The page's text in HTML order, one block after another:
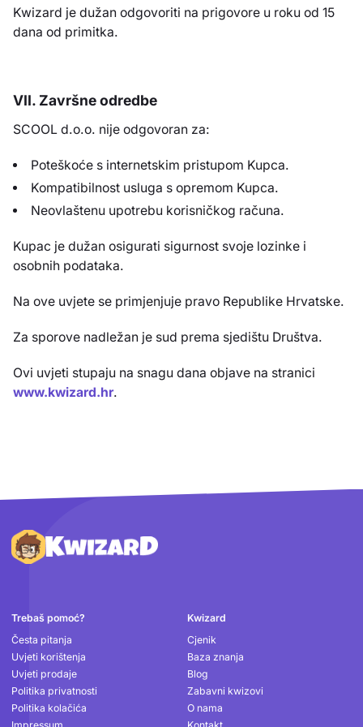
Kwizard je dužan odgovoriti na prigovore u roku od 15
dana od primitka.
VII. Završne odredbe
SCOOL d.o.o. nije odgovoran za:
Poteškoće s internetskim pristupom Kupca.
Kompatibilnost usluga s opremom Kupca.
Neovlaštenu upotrebu korisničkog računa.
Kupac je dužan osigurati sigurnost svoje lozinke i
osobnih podataka.
Na ove uvjete se primjenjuje pravo Republike Hrvatske.
Za sporove nadležan je sud prema sjedištu Društva.
Ovi uvjeti stupaju na snagu dana objave na stranici
www.kwizard.hr.
Podnožje
Trebaš pomoć?
Česta pitanja
Uvjeti korištenja
Uvjeti prodaje
Politika privatnosti
Politika kolačića
Kwizard
Cjenik
Baza znanja
Blog
Zabavni kwizovi
O nama